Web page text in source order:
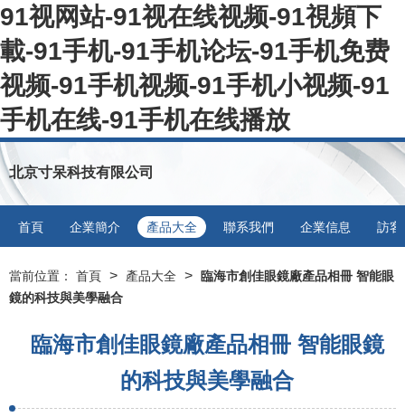
91视网站-91视在线视频-91視頻下
載-91手机-91手机论坛-91手机免费
视频-91手机视频-91手机小视频-91
手机在线-91手机在线播放
北京寸呆科技有限公司
首頁 企業簡介 產品大全 聯系我們 企業信息 訪客
當前位置： 首頁 > 產品大全 >
臨海市創佳眼鏡廠產品相冊 智能眼
鏡的科技與美學融合
臨海市創佳眼鏡廠產品相冊 智能眼鏡
的科技與美學融合